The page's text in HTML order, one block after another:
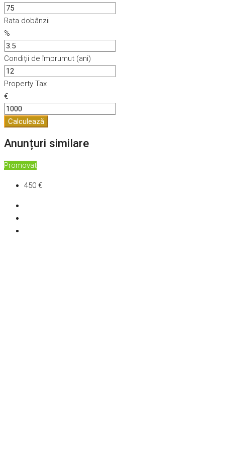
Rata dobânzii
%
Condiții de împrumut (ani)
Property Tax
€
Calculează
Anunțuri similare
Promovat
450 €